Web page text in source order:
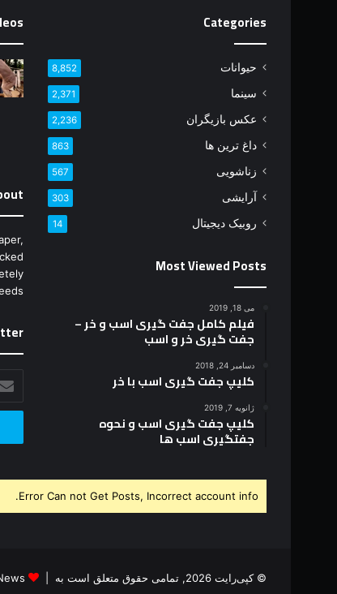
Categories
حیوانات 8,852
سینما 2,371
عکس بازیگران 2,236
داغ ترین ها 863
زناشویی 567
آرایشی 303
روبیک دیجیتال 14
Most Viewed Posts
فیلم کامل جفت گیری اسب و خر –
جفت گیری خر و اسب
کلیپ جفت گیری اسب با خر
کلیپ جفت گیری اسب و نحوه
جفتگیری اسب ها
Error Can not Get Posts, Incorrect account info.